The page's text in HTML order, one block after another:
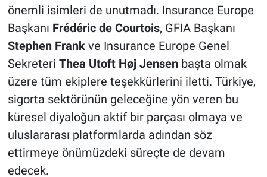
önemli isimleri de unutmadı. Insurance Europe
Başkanı Frédéric de Courtois, GFIA Başkanı
Stephen Frankve Insurance Europe Genel
Sekreteri Thea Utoft Høj Jensenbaşta olmak
üzere tüm ekiplere teşekkürlerini iletti. Türkiye,
sigorta sektörünün geleceğine yön veren bu
küresel diyaloğun aktif bir parçası olmaya ve
uluslararası platformlarda adından söz
ettirmeye önümüzdeki süreçte de devam
edecek.